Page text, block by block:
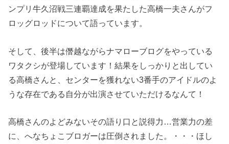
ンプリ牛久沼戦三連覇達成を果たした高橋一夫さんがフ
ロッグロッドについて語っています。
そして、後半は僭越ながらナマローブログをやっている
ワタクシが登場しています！結果をしっかりと出してい
る高橋さんと、センターを獲れない3番手のアイドルのよ
うな存在である自分が出演させていただけるなんて！
高橋さんのよどみないその語り口と説得力…営業力の差
に、へなちょこブロガーは圧倒されました。・・・ほし